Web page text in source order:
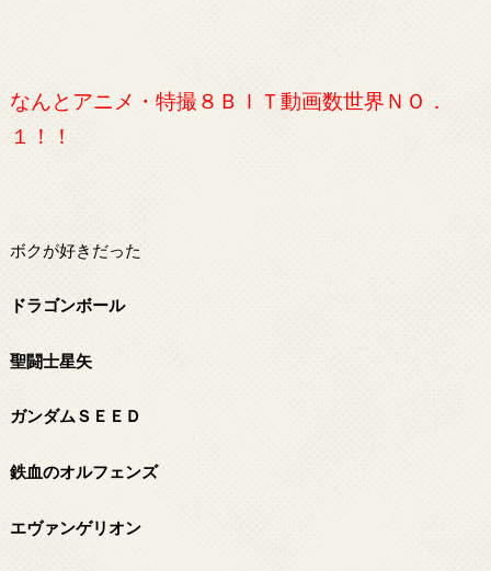
なんとアニメ・特撮８ＢＩＴ動画数世界ＮＯ．
１！！
ボクが好きだった
ドラゴンボール
聖闘士星矢
ガンダムＳＥＥＤ
鉄血のオルフェンズ
エヴァンゲリオン